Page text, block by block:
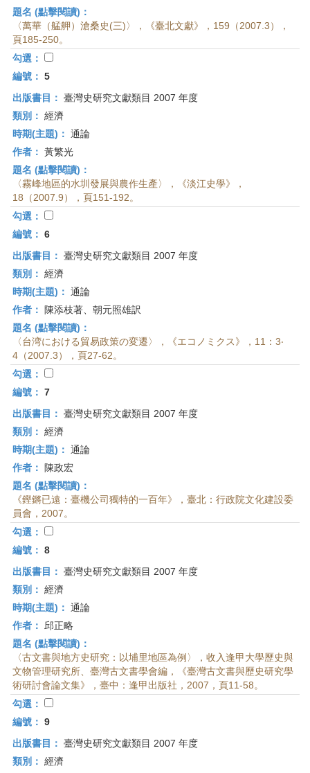
題名 (點擊閱讀)：
〈萬華（艋舺）滄桑史(三)〉，《臺北文獻》，159（2007.3），
頁185-250。
勾選：
編號： 5
出版書目： 臺灣史研究文獻類目 2007 年度
類別： 經濟
時期(主題)： 通論
作者： 黃繁光
題名 (點擊閱讀)：
〈霧峰地區的水圳發展與農作生產〉，《淡江史學》，
18（2007.9），頁151-192。
勾選：
編號： 6
出版書目： 臺灣史研究文獻類目 2007 年度
類別： 經濟
時期(主題)： 通論
作者：
陳添枝著、朝元照雄訳
題名 (點擊閱讀)：
〈台湾における貿易政策の変遷〉，《エコノミクス》，11：3‧
4（2007.3），頁27-62。
勾選：
編號： 7
出版書目： 臺灣史研究文獻類目 2007 年度
類別： 經濟
時期(主題)： 通論
作者：
陳政宏
題名 (點擊閱讀)：
《鏗鏘已遠：臺機公司獨特的一百年》，臺北：行政院文化建設委
員會，2007。
勾選：
編號： 8
出版書目： 臺灣史研究文獻類目 2007 年度
類別： 經濟
時期(主題)： 通論
作者：
邱正略
題名 (點擊閱讀)：
〈古文書與地方史研究：以埔里地區為例〉，收入逢甲大學歷史與
文物管理研究所、臺灣古文書學會編，《臺灣古文書與歷史研究學
術研討會論文集》，臺中：逢甲出版社，2007，頁11-58。
勾選：
編號： 9
出版書目： 臺灣史研究文獻類目 2007 年度
類別： 經濟